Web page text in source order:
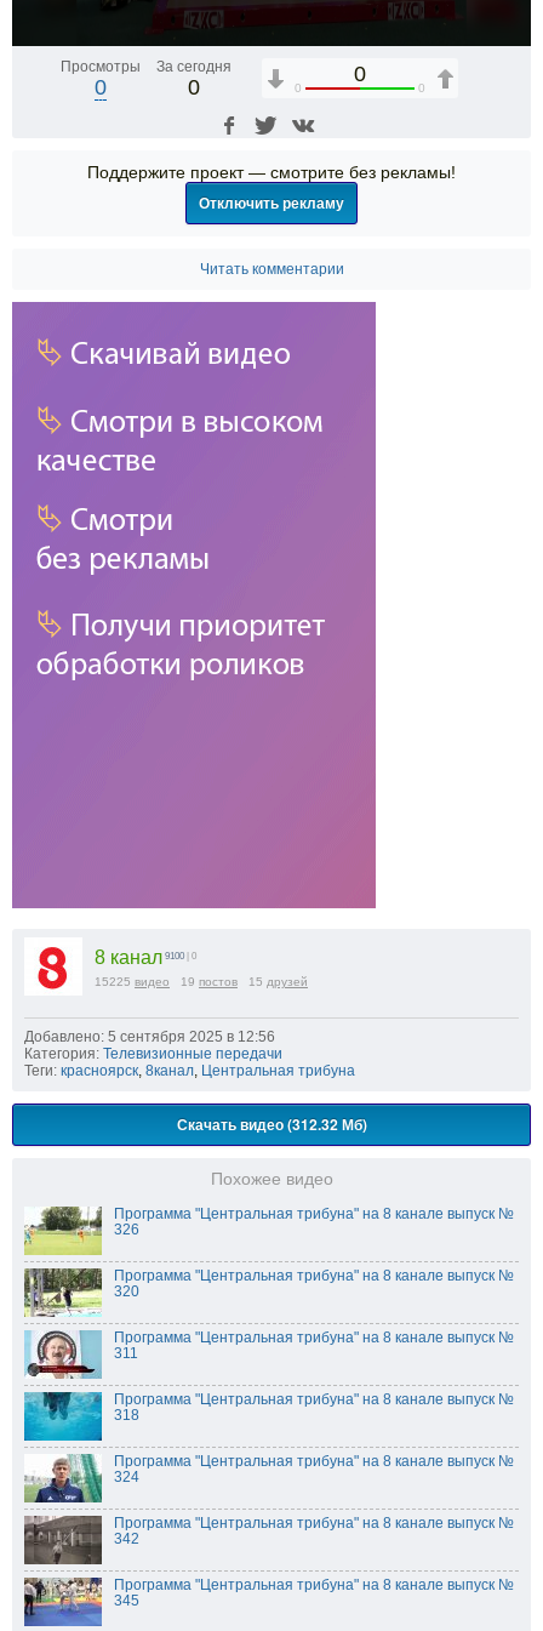
Просмотры
0
За сегодня
0
0
0 0
Поддержите проект — смотрите без рекламы!
Отключить рекламу
Читать комментарии
8 канал 9100 | 0
15225 видео 19 постов 15 друзей
Добавлено: 5 сентября 2025 в 12:56
Категория: Телевизионные передачи
Теги: красноярск 8канал Центральная трибуна
Скачать видео (312.32 Мб)
Похожее видео
Программа "Центральная трибуна" на 8 канале выпуск №
326
Программа "Центральная трибуна" на 8 канале выпуск №
320
Программа "Центральная трибуна" на 8 канале выпуск №
311
Программа "Центральная трибуна" на 8 канале выпуск №
318
Программа "Центральная трибуна" на 8 канале выпуск №
324
Программа "Центральная трибуна" на 8 канале выпуск №
342
Программа "Центральная трибуна" на 8 канале выпуск №
345